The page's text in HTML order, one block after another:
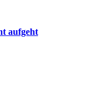
aufgeht